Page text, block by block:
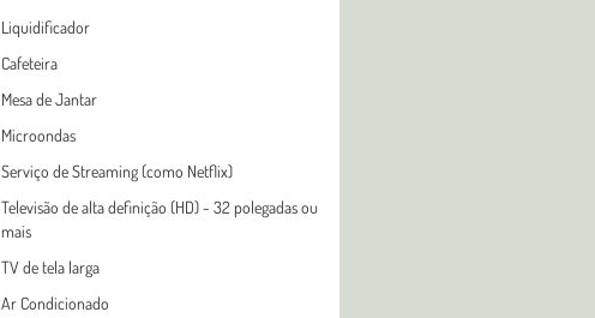
Liquidificador
Cafeteira
Mesa de Jantar
Microondas
Serviço de Streaming (como Netflix)
Televisão de alta definição (HD) - 32 polegadas ou
mais
TV de tela larga
Ar Condicionado